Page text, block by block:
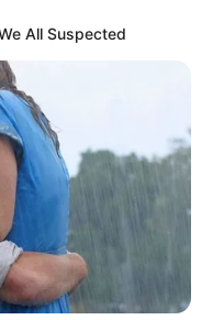
All Suspected